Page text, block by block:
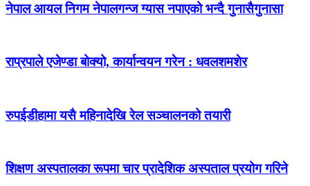
नेपाल आयल निगम नेपालगन्ज ग्यास नपाएको भन्दै गुनासैगुनासा
राप्रपाले एजेण्डा बोक्यो, कार्यान्वयन गरेन : धवलशमशेर
रुपईडीहामा यसै महिनादेखि रेल सञ्चालनको तयारी
शिक्षण अस्पतालका रूपमा चार प्रादेशिक अस्पताल प्रयोग गरिने